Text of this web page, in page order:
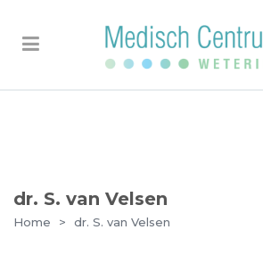
dr. S. van Velsen
Home > dr. S. van Velsen